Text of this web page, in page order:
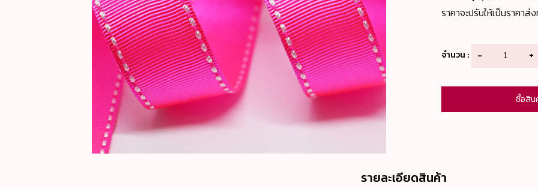
ราคาจะปรับให้เป็นราคาส่
จำนวน : - +
ซื้อสิน
รายละเอียดสินค้า